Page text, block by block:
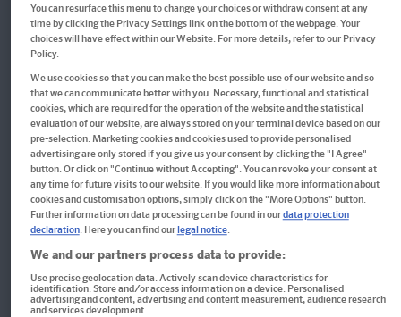
PONS Grammatik auf einen
Blick Schwedisch
Alle wichtigen grammatischen Themen auf einen Blick
Übersichtskarte
Format: 23,9 x 30,5 cm, 6 Seiten
7,00 €
Sofort lieferbar
You can resurface this menu to change your choices or withdraw consent at any
time by clicking the Privacy Settings link on the bottom of the webpage. Your
choices will have effect within our Website. For more details, refer to our Privacy
Policy.
We use cookies so that you can make the best possible use of our website and so
that we can communicate better with you. Necessary, functional and statistical
cookies, which are required for the operation of the website and the statistical
evaluation of our website, are always stored on your terminal device based on our
pre-selection. Marketing cookies and cookies used to provide personalised
advertising are only stored if you give us your consent by clicking the "I Agree"
button. Or click on "Continue without Accepting". You can revoke your consent at
any time for future visits to our website. If you would like more information about
cookies and customisation options, simply click on the "More Options" button.
Further information on data processing can be found in ourdata protection
declaration. Here you can find our legal notice.
We and our partners process data to provide:
Use precise geolocation data. Actively scan device characteristics for
identification. Store and/or access information on a device. Personalised
advertising and content, advertising and content measurement, audience research
and services development.